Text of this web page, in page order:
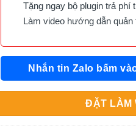
Tặng ngay bộ plugin trả phí
Làm video hướng dẫn quản
Nhắn tin Zalo bấm
ĐẶT LÀM